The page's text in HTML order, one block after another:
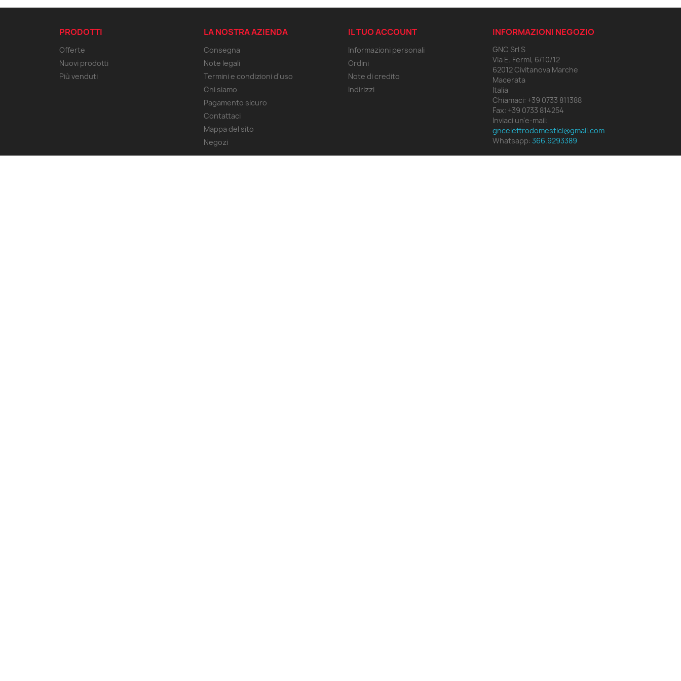
PRODOTTI
Offerte
Nuovi prodotti
Più venduti
LA NOSTRA AZIENDA
Consegna
Note legali
Termini e condizioni d'uso
Chi siamo
Pagamento sicuro
Contattaci
Mappa del sito
Negozi
IL TUO ACCOUNT
Informazioni personali
Ordini
Note di credito
Indirizzi
INFORMAZIONI NEGOZIO
GNC Srl S
Via E. Fermi, 6/10/12
62012 Civitanova Marche
Macerata
Italia
Chiamaci: +39 0733 811388
Fax: +39 0733 814254
Inviaci un'e-mail:
gncelettrodomestici@gmail.com
Whatsapp: 366.9293389